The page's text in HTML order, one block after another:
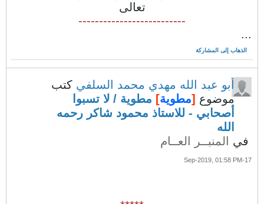
تعالى
--------------------------
...
الذهاب إلى المشاركة
أبو عبد الله مهدي محمد السلفي كتب
موضوع [مطوية] مطوية / لا تسبوا
أصحابي - للاستاذ محمود شاكر رحمه
الله
في
المنبــر العــام
17-Sep-2019, 01:58 PM